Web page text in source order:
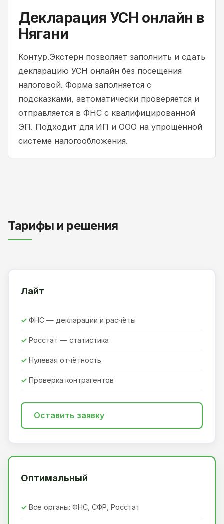
Декларация УСН онлайн в
Нягани
Контур.Экстерн позволяет заполнить и сдать
декларацию УСН онлайн без посещения
налоговой. Форма заполняется с
подсказками, автоматически проверяется и
отправляется в ФНС с квалифицированной
ЭП. Подходит для ИП и ООО на упрощённой
системе налогообложения.
Тарифы и решения
Лайт
ФНС — декларации и расчёты
Росстат — статистика
Нулевая отчётность
Проверка контрагентов
Оставить заявку
Оптимальный
Все органы: ФНС, СФР, Росстат